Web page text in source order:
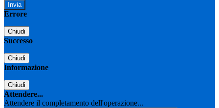
Errore
Chiudi
Successo
Chiudi
Informazione
Chiudi
Attendere...
Attendere il completamento dell'operazione...